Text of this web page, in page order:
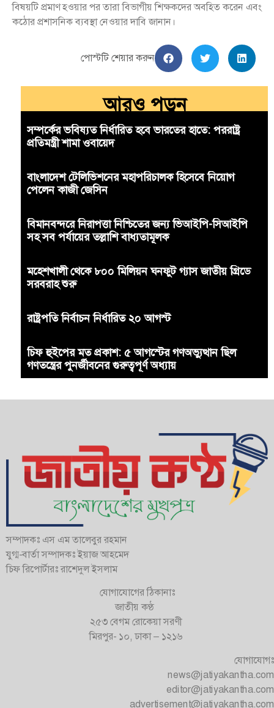
বিষয়টি প্রমাণ হওয়ার পর তারা বিভাগীয় শিক্ষকদের অবহিত করেন এবং
কঠোর প্রশাসনিক ব্যবস্থা নেওয়ার দাবি জানান।
পোস্টটি শেয়ার করুন
আরও পড়ুন
সম্পর্কের ভবিষ্যত নির্ধারিত হবে ভারতের হাতে: পররাষ্ট্র
প্রতিমন্ত্রী শামা ওবায়েদ
বাংলাদেশ টেলিভিশনের মহাপরিচালক হিসেবে নিয়োগ
পেলেন কাজী জেসিন
বিমানবন্দরে নিরাপত্তা নিশ্চিতের জন্য ভিআইপি-সিআইপি
সহ সব পর্যায়ের তল্লাশি বাধ্যতামূলক
মহেশখালী থেকে ৮০০ মিলিয়ন ঘনফুট গ্যাস জাতীয় গ্রিডে
সরবরাহ শুরু
রাষ্ট্রপতি নির্বাচন নির্ধারিত ২০ আগস্ট
চিফ হুইপের মত প্রকাশ: ৫ আগস্টের গণঅভ্যুত্থান ছিল
গণতন্ত্রের পুনর্জীবনের গুরুত্বপূর্ণ অধ্যায়
সম্পাদকঃ এস এম তালেবুর রহমান
যুগ্ম-বার্তা সম্পাদকঃ ইয়াজ আহমেদ
চিফ রিপোর্টারঃ রাশেদুল ইসলাম
যোগাযোগের ঠিকানাঃ
জাতীয় কণ্ঠ
২৫৩ বেগম রোকেয়া সরণী
মিরপুর- ১০, ঢাকা – ১২১৬
যোগাযোগঃ
news@jatiyakantha.com
editor@jatiyakantha.com
advertisement@jatiyakantha.com